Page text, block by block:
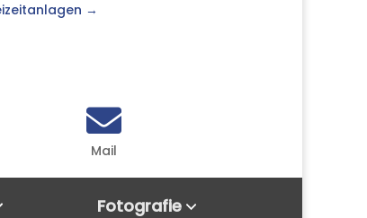
→

Mail
Fotografie